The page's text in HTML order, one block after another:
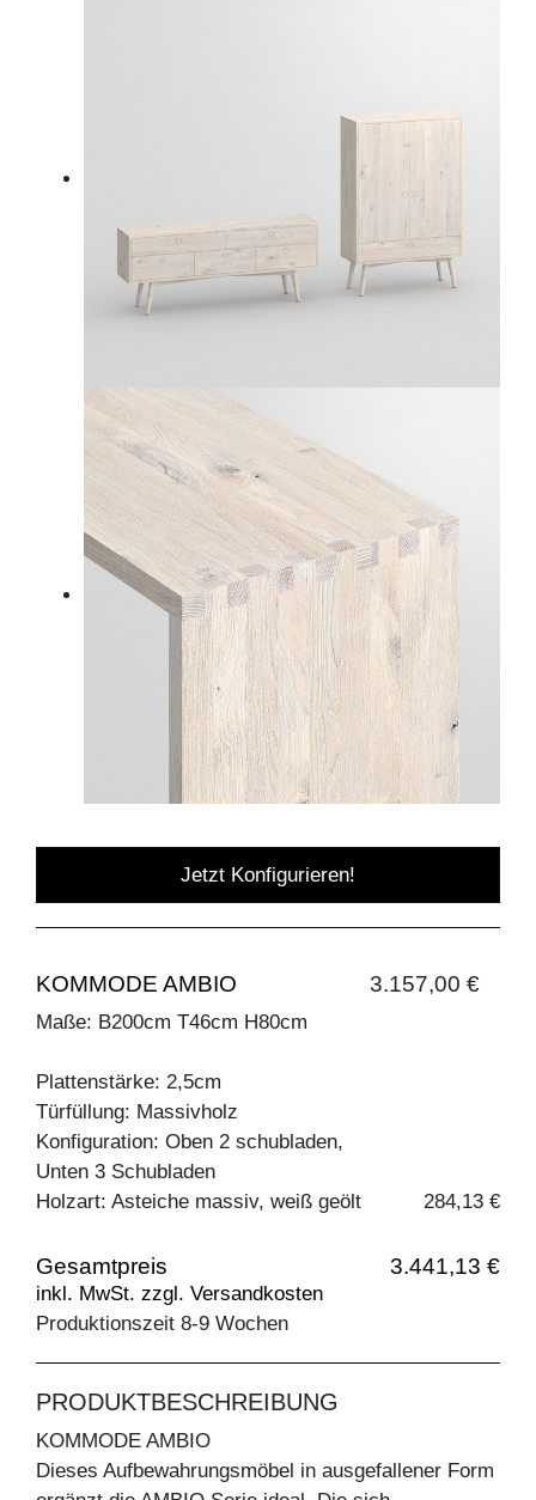
Jetzt Konfigurieren!
KOMMODE AMBIO 3.157,00 €
Maße: B200cm T46cm H80cm
Plattenstärke: 2,5cm
Türfüllung: Massivholz
Konfiguration: Oben 2 schubladen,
Unten 3 Schubladen
Holzart: Asteiche massiv, weiß geölt
284,13 €
Gesamtpreis 3.441,13 €
inkl. MwSt. zzgl. Versandkosten
Produktionszeit 8-9 Wochen
PRODUKTBESCHREIBUNG
KOMMODE AMBIO
Dieses Aufbewahrungsmöbel in ausgefallener Form